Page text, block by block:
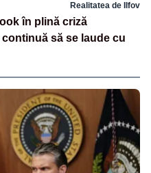
Realitatea de Ilfov
în plină criză
să se laude cu